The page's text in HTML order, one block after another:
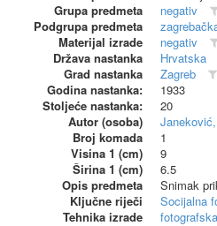
Grupa predmeta
negativ
Podgrupa predmeta
Materijal izrade
negativ
Država nastanka
Hrvatska
Grad nastanka
Zagreb
Godina nastanka:
1933
Stoljeće nastanka:
20
Autor (osoba)
Broj komada
1
Visina 1 (cm)
9
Širina 1 (cm)
6.5
Opis predmeta
Snimak
Ključne riječi
Socijalna
Tehnika izrade
fotografska